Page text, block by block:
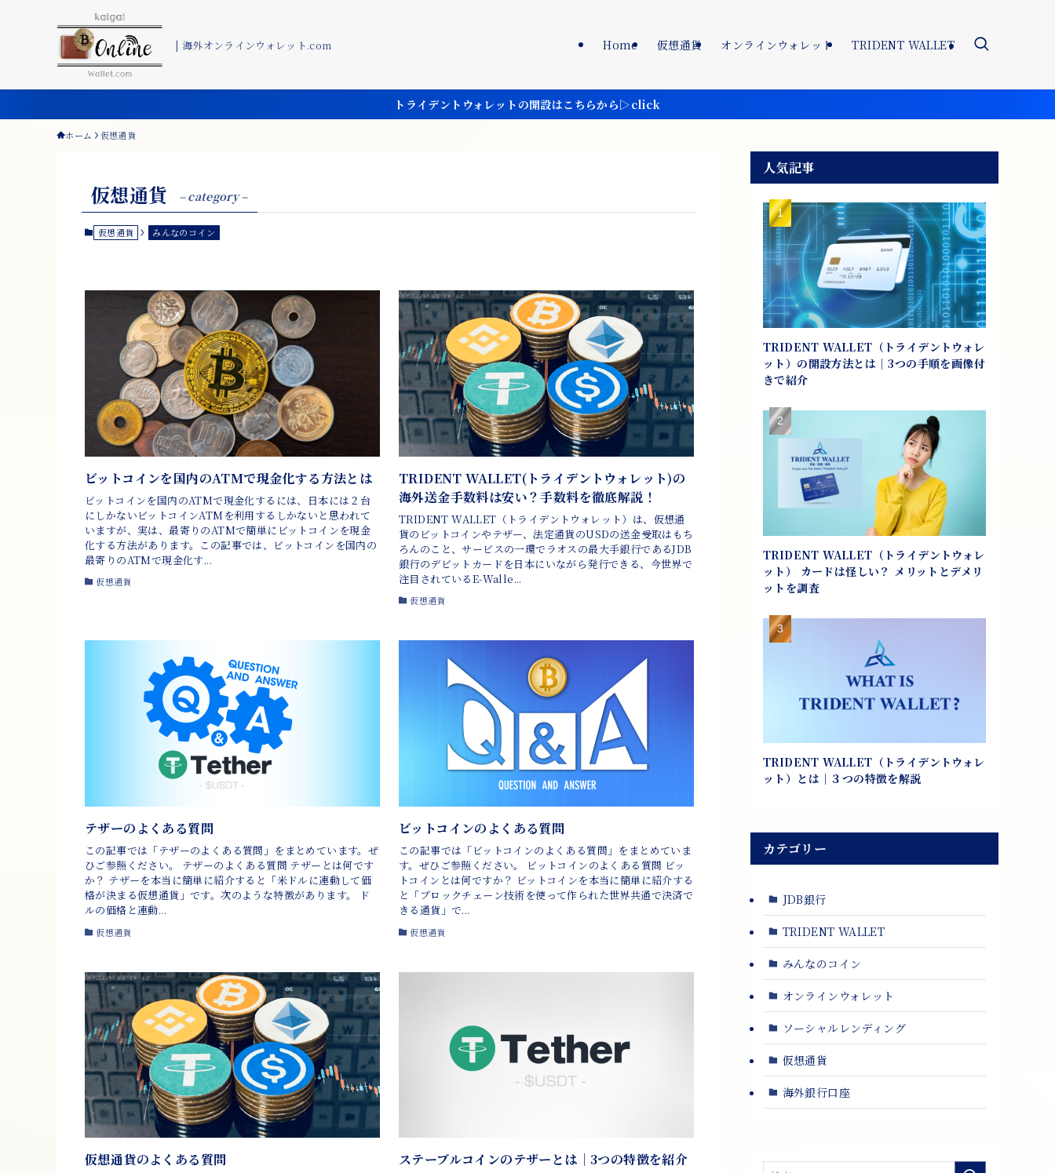
| 海外オンラインウォレット.com Home 仮想通貨 オンラインウォレット TRIDENT WALLET
トライデントウォレットの開設はこちらから▷click
ホーム 仮想通貨
仮想通貨 – category –
仮想通貨 みんなのコイン
ビットコインを国内のATMで現金化する方法とは
ビットコインを国内のATMで現金化するには、日本には２台
にしかないビットコインATMを利用するしかないと思われて
いますが、実は、最寄りのATMで簡単にビットコインを現金
化する方法があります。この記事では、ビットコインを国内の
最寄りのATMで現金化す...
仮想通貨
TRIDENT WALLET(トライデントウォレット)の
海外送金手数料は安い？手数料を徹底解説！
TRIDENT WALLET（トライデントウォレット）は、仮想通
貨のビットコインやテザー、法定通貨のUSDの送金受取はもち
ろんのこと、サービスの一環でラオスの最大手銀行であるJDB
銀行のデビットカードを日本にいながら発行できる、今世界で
注目されているE-Walle...
仮想通貨
テザーのよくある質問
この記事では「テザーのよくある質問」をまとめています。ぜ
ひご参照ください。 テザーのよくある質問 テザーとは何です
か？ テザーを本当に簡単に紹介すると「米ドルに連動して価
格が決まる仮想通貨」です。次のような特徴があります。 ド
ルの価格と連動...
仮想通貨
ビットコインのよくある質問
この記事では「ビットコインのよくある質問」をまとめていま
す。ぜひご参照ください。 ビットコインのよくある質問 ビッ
トコインとは何ですか？ ビットコインを本当に簡単に紹介する
と「ブロックチェーン技術を使って作られた世界共通で決済で
きる通貨」で...
仮想通貨
仮想通貨のよくある質問 ステーブルコインのテザーとは｜3つの特徴を紹介
人気記事
TRIDENT WALLET（トライデントウォレ
ット）の開設方法とは｜3つの手順を画像付
きで紹介
TRIDENT WALLET（トライデントウォレ
ット） カードは怪しい？ メリットとデメリ
ットを調査
TRIDENT WALLET（トライデントウォレ
ット）とは｜３つの特徴を解説
カテゴリー
JDB銀行
TRIDENT WALLET
みんなのコイン
オンラインウォレット
ソーシャルレンディング
仮想通貨
海外銀行口座